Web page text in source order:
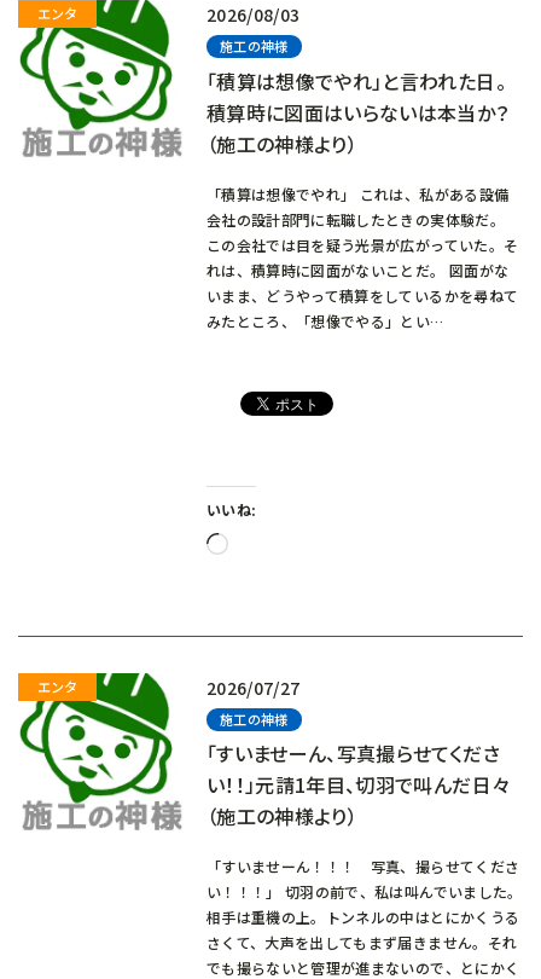
2026/08/03
施工の神様
「積算は想像でやれ」と言われた日。
積算時に図面はいらないは本当か？
（施工の神様より）
「積算は想像でやれ」 これは、私がある設備
会社の設計部門に転職したときの実体験だ。
この会社では目を疑う光景が広がっていた。そ
れは、積算時に図面がないことだ。 図面がな
いまま、どうやって積算をしているかを尋ねて
みたところ、「想像でやる」とい…
いいね:
読
2026/07/27
施工の神様
「すいませーん、写真撮らせてくださ
い！！」元請1年目、切羽で叫んだ日々
（施工の神様より）
「すいませーん！！！ 写真、撮らせてくださ
い！！！」 切羽の前で、私は叫んでいました。
相手は重機の上。トンネルの中はとにかくうる
さくて、大声を出してもまず届きません。それ
でも撮らないと管理が進まないので、とにかく